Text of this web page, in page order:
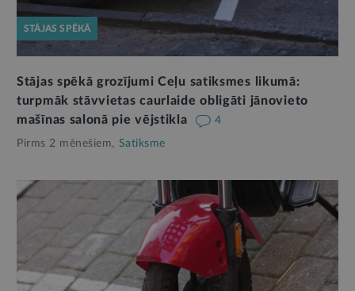
STĀJAS SPĒKĀ
Stājas spēkā grozījumi Ceļu satiksmes likumā:
turpmāk stāvvietas caurlaide obligāti jānovieto
mašīnas salonā pie vējstikla
4
Pirms 2 mēnešiem, Satiksme